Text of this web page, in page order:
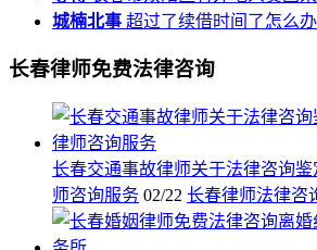
城楠北事 超过了续借时间了怎么办
长春律师免费法律咨询
长春交通事故律师关于法律咨询
师咨询服务 02/22 长春律师法律咨